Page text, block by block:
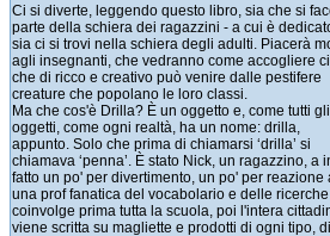
Ci si diverte, leggendo questo libro, sia che si
parte della schiera dei ragazzini - a cui è
sia ci si trovi nella schiera degli adulti. Piacerà
agli insegnanti, che vedranno come accogliere
che di ricco e creativo può venire dalle pestifere
creature che popolano le loro classi.
Ma che cos'è Drilla? È un oggetto e, come tutti gli
oggetti, come ogni realtà, ha un nome: drilla,
appunto. Solo che prima di chiamarsi ‘drilla’ si
chiamava ‘penna’. È stato Nick, un ragazzino, a
fatto un po' per divertimento, un po' per reazione
una prof fanatica del vocabolario e delle
coinvolge prima tutta la scuola, poi l'intera
viene scritta su magliette e prodotti di ogni tipo,